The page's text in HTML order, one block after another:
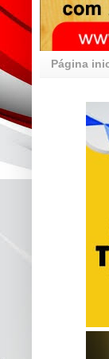
Página